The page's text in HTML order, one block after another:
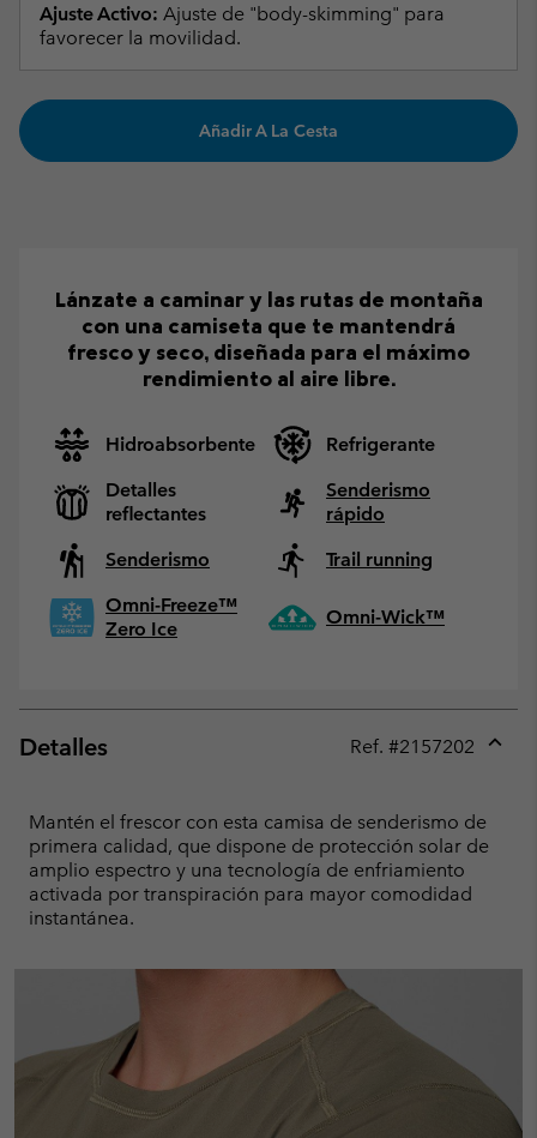
Ajuste Activo: Ajuste de "body-skimming" para
favorecer la movilidad.
Añadir A La Cesta
Lánzate a caminar y las rutas de montaña
con una camiseta que te mantendrá
fresco y seco, diseñada para el máximo
rendimiento al aire libre.
Hidroabsorbente
Refrigerante
Detalles
reflectantes
Senderismo
rápido
Senderismo
Trail running
Omni-Freeze™
Zero Ice
Omni-Wick™
Detalles Ref. #2157202
Mantén el frescor con esta camisa de senderismo de
primera calidad, que dispone de protección solar de
amplio espectro y una tecnología de enfriamiento
activada por transpiración para mayor comodidad
instantánea.